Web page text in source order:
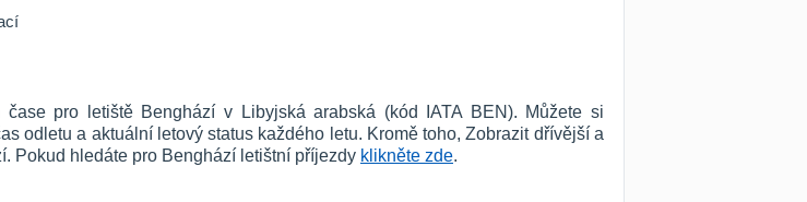
pro letiště Benghází v Libyjská arabská (kód IATA BEN). Můžete si
odletu a aktuální letový status každého letu. Kromě toho, Zobrazit dřívější a
Pokud hledáte pro Benghází letištní příjezdy klikněte zde.